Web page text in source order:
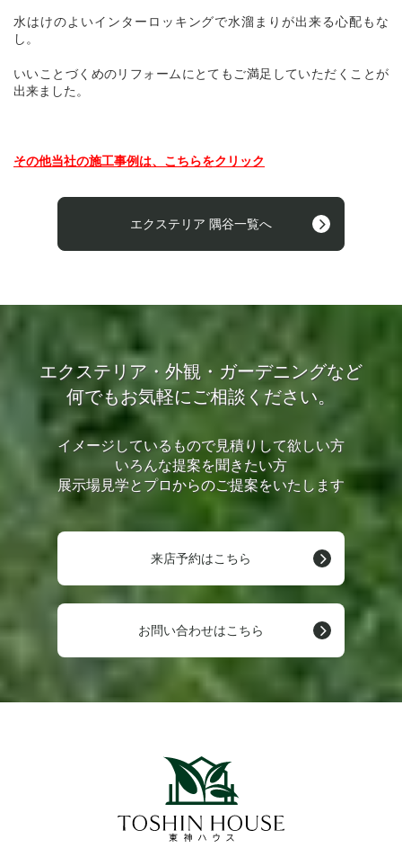
水はけのよいインターロッキングで水溜まりが出来る心配もな
し。
いいことづくめのリフォームにとてもご満足していただくことが
出来ました。
その他当社の施工事例は、こちらをクリック
エクステリア 隅谷一覧へ
エクステリア・外観・ガーデニングなど
何でもお気軽にご相談ください。
イメージしているもので見積りして欲しい方
いろんな提案を聞きたい方
展示場見学とプロからのご提案をいたします
来店予約はこちら
お問い合わせはこちら